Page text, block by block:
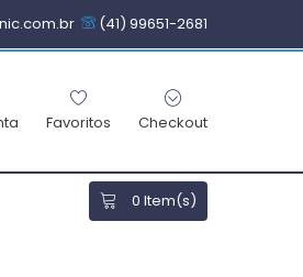
(41) 99651-2681
Favoritos Checkout
0 Item(s)